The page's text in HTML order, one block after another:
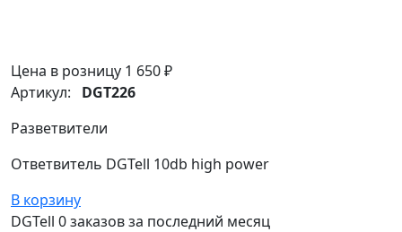
Цена в розницу 1 650 ₽
Артикул: DGT226
Разветвители
Ответвитель DGTell 10db high power
В корзину
DGTell 0 заказовза последний месяц